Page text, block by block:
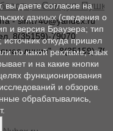
г. Сим, ул.
- simt740@yandex.ru
8(35159)-79070
линия" - 8(35159)-
вы даете согласие на
данных (сведения о
и версия Браузера; тип
источник откуда пришел
по какой рекламе; язык
и на какие кнопки
функционирования
и обзоров.
обрабатывались,